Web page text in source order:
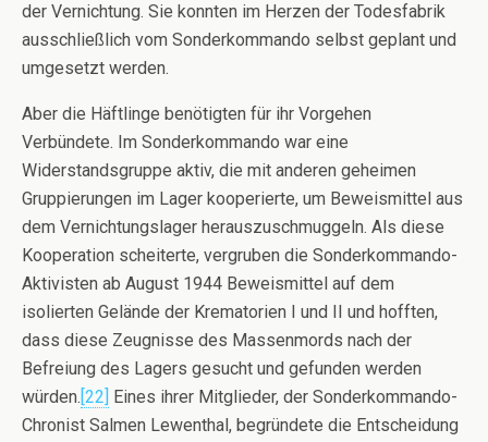
der Vernichtung. Sie konnten im Herzen der Todesfabrik
ausschließlich vom Sonderkommando selbst geplant und
umgesetzt werden.
Aber die Häftlinge benötigten für ihr Vorgehen
Verbündete. Im Sonderkommando war eine
Widerstandsgruppe aktiv, die mit anderen geheimen
Gruppierungen im Lager kooperierte, um Beweismittel aus
dem Vernichtungslager herauszuschmuggeln. Als diese
Kooperation scheiterte, vergruben die Sonderkommando-
Aktivisten ab August 1944 Beweismittel auf dem
isolierten Gelände der Krematorien I und II und hofften,
dass diese Zeugnisse des Massenmords nach der
Befreiung des Lagers gesucht und gefunden werden
würden. [22]
Eines ihrer Mitglieder, der Sonderkommando-
Chronist Salmen Lewenthal, begründete die Entscheidung